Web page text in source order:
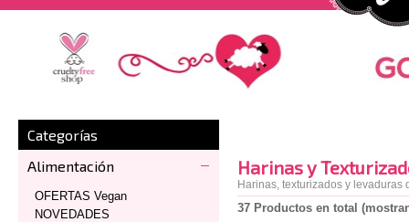
Categorías
Alimentación
OFERTAS Vegan
NOVEDADES
Harinas y
Harinas, texturizados y
37 Productos en total